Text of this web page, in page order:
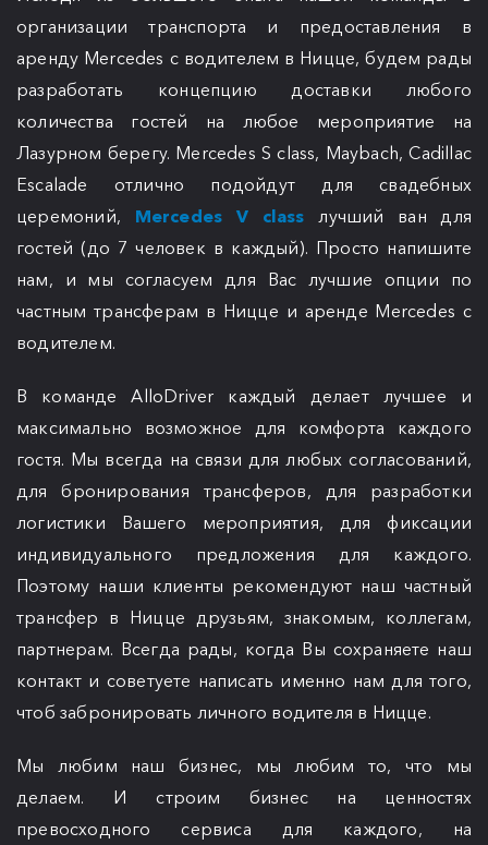
организации транспорта и предоставления в
аренду Mercedes с водителем в Ницце, будем рады
разработать концепцию доставки любого
количества гостей на любое мероприятие на
Лазурном берегу. Mercedes S class, Maybach, Cadillac
Escalade отлично подойдут для свадебных
церемоний, Mercedes V class лучший ван для
гостей (до 7 человек в каждый). Просто напишите
нам, и мы согласуем для Вас лучшие опции по
частным трансферам в Ницце и аренде Mercedes с
водителем.
В команде AlloDriver каждый делает лучшее и
максимально возможное для комфорта каждого
гостя. Мы всегда на связи для любых согласований,
для бронирования трансферов, для разработки
логистики Вашего мероприятия, для фиксации
индивидуального предложения для каждого.
Поэтому наши клиенты рекомендуют наш частный
трансфер в Ницце друзьям, знакомым, коллегам,
партнерам. Всегда рады, когда Вы сохраняете наш
контакт и советуете написать именно нам для того,
чтоб забронировать личного водителя в Ницце.
Мы любим наш бизнес, мы любим то, что мы
делаем. И строим бизнес на ценностях
превосходного сервиса для каждого, на